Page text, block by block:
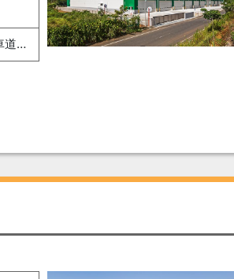
東関東自動車道 成田（東関東自動車道）IC 16.4k 東関東自動車道 四街道IC 15.1km 「印旛日本医大」駅 25分